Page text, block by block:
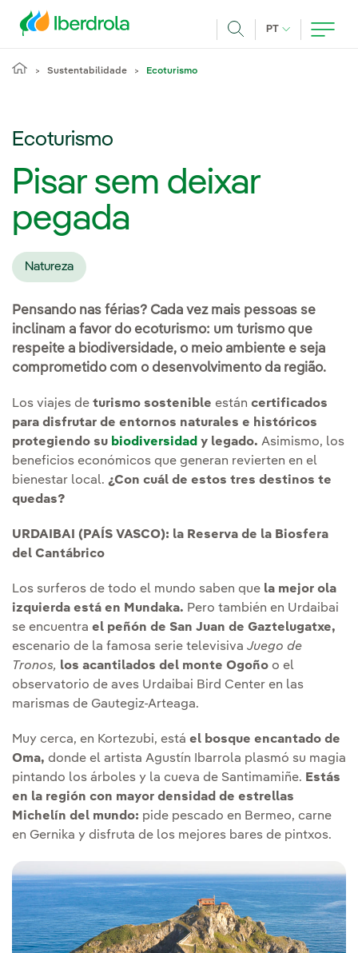
PT IDIOMA ATUAL,
Sustentabilidade Ecoturismo
Ecoturismo
Pisar sem deixar
pegada
Natureza
Pensando nas férias? Cada vez mais pessoas se
inclinam a favor do ecoturismo: um turismo que
respeite a biodiversidade, o meio ambiente e seja
comprometido com o desenvolvimento da região.
Los viajes de turismo sostenible están certificados
para disfrutar de entornos naturales e históricos
protegiendo su biodiversidad y legado. Asimismo, los
beneficios económicos que generan revierten en el
bienestar local. ¿Con cuál de estos tres destinos te
quedas?
URDAIBAI (PAÍS VASCO): la Reserva de la Biosfera
del Cantábrico
Los surferos de todo el mundo saben que la mejor ola
izquierda está en Mundaka. Pero también en Urdaibai
se encuentra el peñón de San Juan de Gaztelugatxe,
escenario de la famosa serie televisiva Juego de
Tronos, los acantilados del monte Ogoño o el
observatorio de aves Urdaibai Bird Center en las
marismas de Gautegiz-Arteaga.
Muy cerca, en Kortezubi, está el bosque encantado de
Oma, donde el artista Agustín Ibarrola plasmó su magia
pintando los árboles y la cueva de Santimamiñe. Estás
en la región con mayor densidad de estrellas
Michelín del mundo: pide pescado en Bermeo, carne
en Gernika y disfruta de los mejores bares de pintxos.